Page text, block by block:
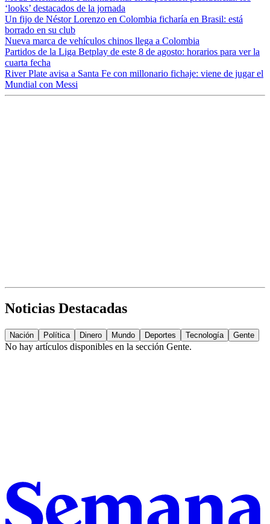
‘looks’ destacados de la jornada
Un fijo de Néstor Lorenzo en Colombia ficharía en Brasil: está
borrado en su club
Nueva marca de vehículos chinos llega a Colombia
Partidos de la Liga Betplay de este 8 de agosto: horarios para ver la
cuarta fecha
River Plate avisa a Santa Fe con millonario fichaje: viene de jugar el
Mundial con Messi
Noticias Destacadas
Nación Política Dinero Mundo Deportes Tecnología Gente
No hay artículos disponibles en la sección Gente.